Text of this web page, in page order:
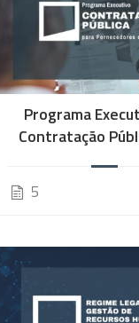
Programa
Contratação
5